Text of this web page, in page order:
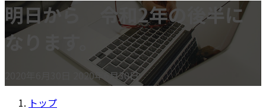
明日から 令和2年の後半に
なります。
最
終
2020年6月30日
トップ